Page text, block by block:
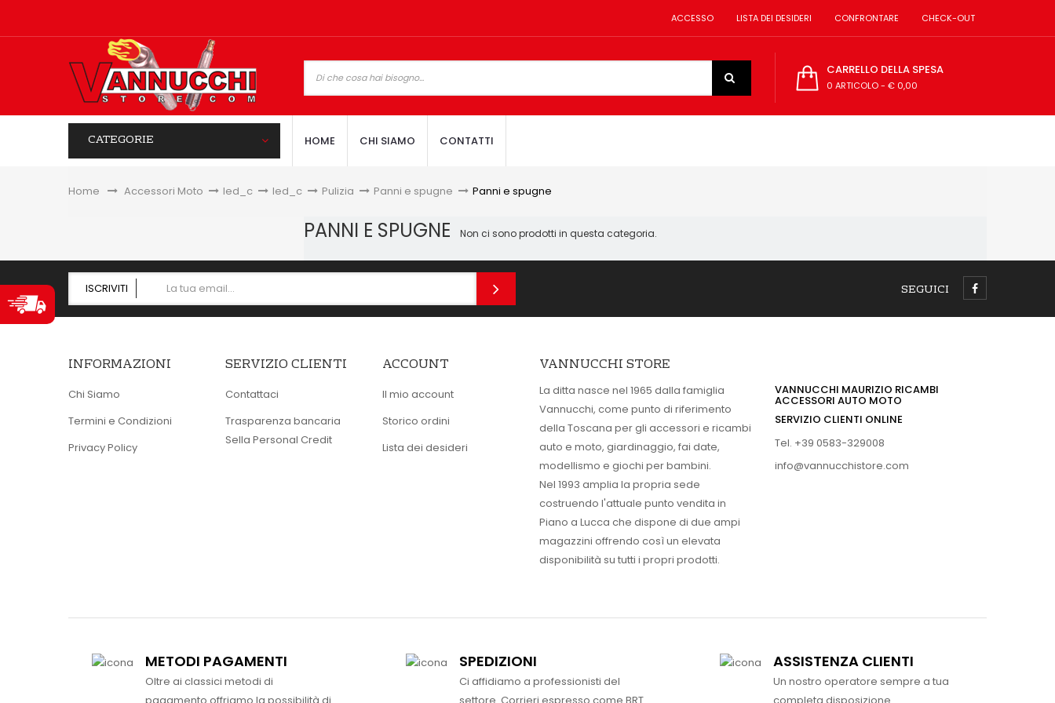
ACCESSO LISTA DEI DESIDERI CONFRONTARE CHECK-OUT
CARRELLO DELLA SPESA
0 ARTICOLO- € 0,00
CATEGORIE HOME CHI SIAMO CONTATTI
Home &gt;Accessori Moto > led_c > led_c > Pulizia > Panni e spugne > Panni e spugne
PANNI E SPUGNE Non ci sono prodotti in questa categoria.
ISCRIVITI SEGUICI
INFORMAZIONI
Chi Siamo
Termini e Condizioni
Privacy Policy
SERVIZIO CLIENTI
Contattaci
Trasparenza bancaria
Sella Personal Credit
ACCOUNT
Il mio account
Storico ordini
Lista dei desideri
VANNUCCHI STORE
La ditta nasce nel 1965 dalla famiglia
Vannucchi, come punto di riferimento
della Toscana per gli accessori e ricambi
auto e moto, giardinaggio, fai date,
modellismo e giochi per bambini.
Nel 1993 amplia la propria sede
costruendo l'attuale punto vendita in
Piano a Lucca che dispone di due ampi
magazzini offrendo così un elevata
disponibilità su tutti i propri prodotti.
VANNUCCHI MAURIZIO RICAMBI
ACCESSORI AUTO MOTO
SERVIZIO CLIENTI ONLINE
Tel. +39 0583-329008
info@vannucchistore.com
METODI PAGAMENTI
Oltre ai classici metodi di
pagamento offriamo la possibilità di
SPEDIZIONI
Ci affidiamo a professionisti del
settore. Corrieri espresso come BRT
ASSISTENZA CLIENTI
Un nostro operatore sempre a tua
completa disposizione